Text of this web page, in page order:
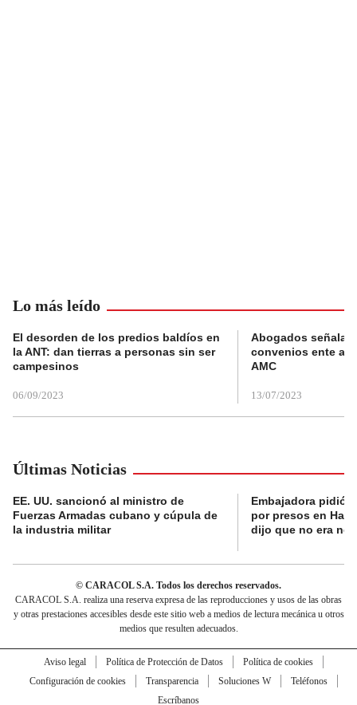
Lo más leído
El desorden de los predios baldíos en
la ANT: dan tierras a personas sin ser
campesinos
06/09/2023
Abogados
convenios ente
AMC
13/07/2023
Últimas Noticias
EE. UU. sancionó al ministro de
Fuerzas Armadas cubano y cúpula de
la industria militar
Embajadora pidió
por presos en
dijo que no era
© CARACOL S.A. Todos los derechos reservados.
CARACOL S.A. realiza una reserva expresa de las reproducciones y usos de las obras
y otras prestaciones accesibles desde este sitio web a medios de lectura mecánica u otros
medios que resulten adecuados.
Aviso legal Política de Protección de Datos
Política de cookies
Configuración de cookies
Transparencia Soluciones W
Teléfonos
Escríbanos